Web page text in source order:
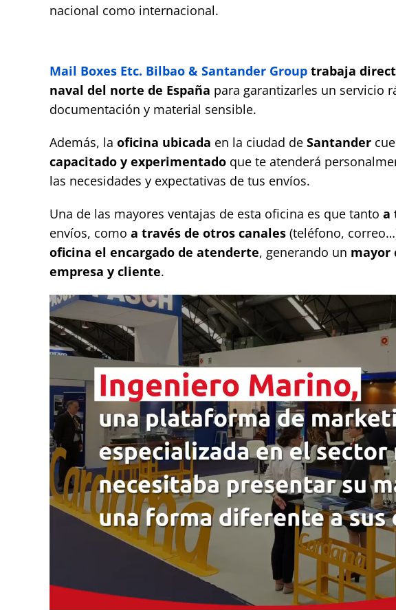
nacional como internacional.
Mail Boxes Etc. Bilbao & Santander Group trabaja
naval del norte de España para garantizarles un servicio
documentación y material sensible.
Además, la oficina ubicada en la ciudad de Santander
capacitado y experimentadoque te atenderá
las necesidades y expectativas de tus envíos.
Una de las mayores ventajas de esta oficina es que tanto a
envíos, como a través de otros canales (teléfono,
oficina el encargado de atenderte, generando un mayor
empresa y cliente.